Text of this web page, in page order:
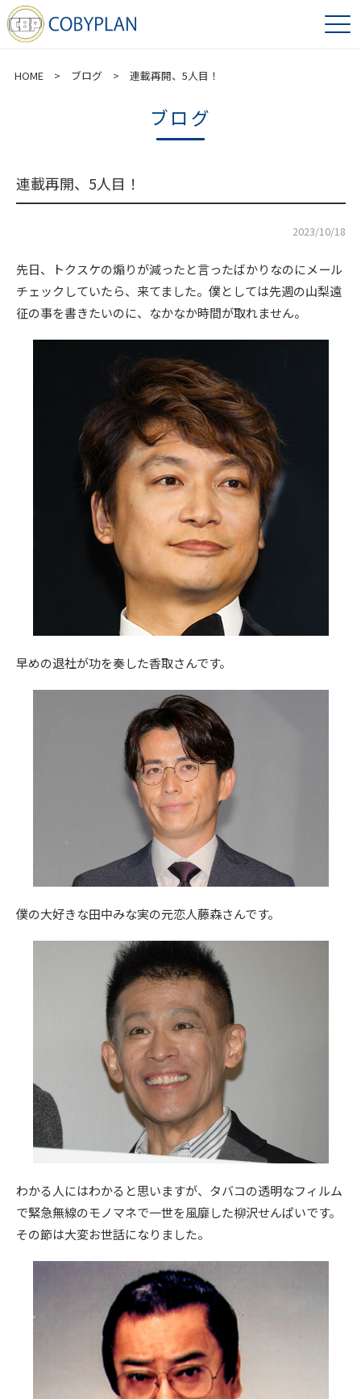
HOME> ブログ > 連載再開、5人目！
ブログ
連載再開、5人目！
2023/10/18
先日、トクスケの煽りが減ったと言ったばかりなのにメール
チェックしていたら、来てました。僕としては先週の山梨遠
征の事を書きたいのに、なかなか時間が取れません。
早めの退社が功を奏した香取さんです。
僕の大好きな田中みな実の元恋人藤森さんです。
わかる人にはわかると思いますが、タバコの透明なフィルム
で緊急無線のモノマネで一世を風靡した柳沢せんぱいです。
その節は大変お世話になりました。